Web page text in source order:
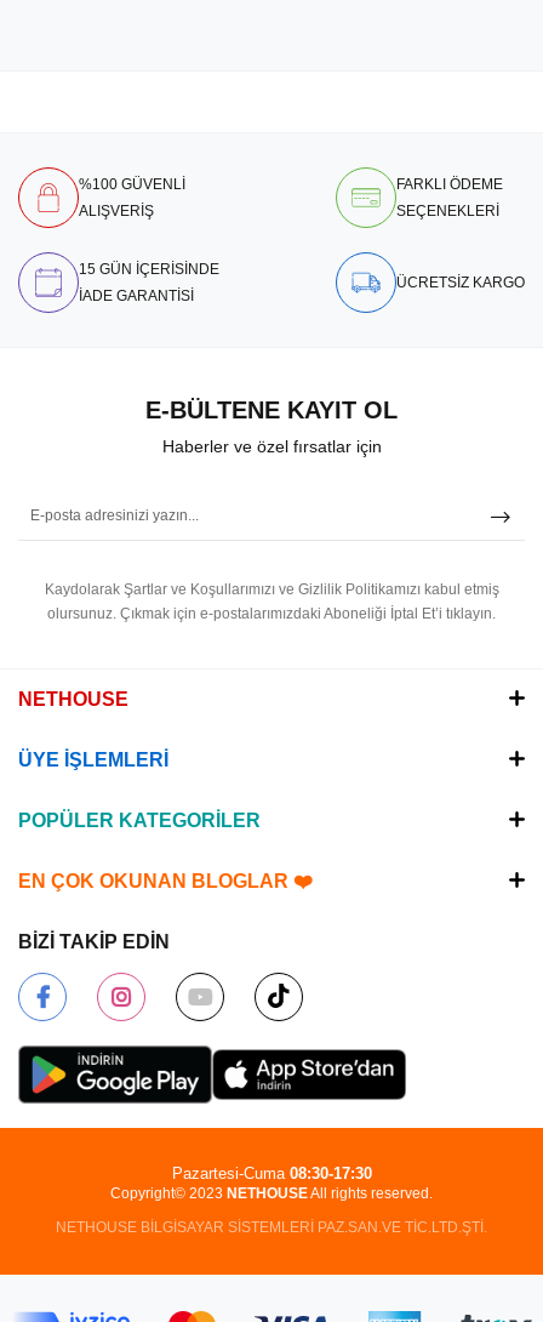
%100 GÜVENLİ
ALIŞVERİŞ
FARKLI ÖDEME
SEÇENEKLERİ
15 GÜN İÇERİSİNDE
İADE GARANTİSİ
ÜCRETSİZ KARGO
E-BÜLTENE KAYIT OL
Haberler ve özel fırsatlar için
Kaydolarak Şartlar ve Koşullarımızı ve Gizlilik Politikamızı kabul etmiş
olursunuz. Çıkmak için e-postalarımızdaki Aboneliği İptal Et’i tıklayın.
NETHOUSE
ÜYE İŞLEMLERİ
POPÜLER KATEGORİLER
EN ÇOK OKUNAN BLOGLAR ❤️
BİZİ TAKİP EDİN
Copyright© 2023 NETHOUSEAll rights reserved.
NETHOUSE BİLGİSAYAR SİSTEMLERİ PAZ.SAN.VE TİC.LTD.ŞTİ.
Pazartesi-Cuma 08:30-17:30